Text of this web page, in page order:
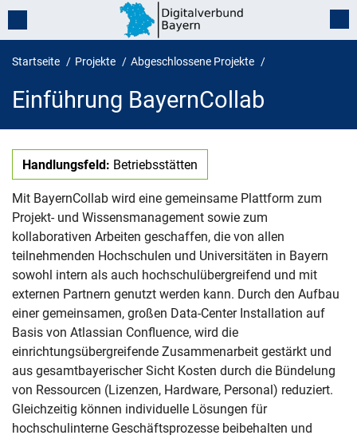
Startseite Projekte Abgeschlossene Projekte
Einführung BayernCollab
Einführung BayernCollab
Handlungsfeld: Betriebsstätten
Mit BayernCollab wird eine gemeinsame Plattform zum
Projekt- und Wissensmanagement sowie zum
kollaborativen Arbeiten geschaffen, die von allen
teilnehmenden Hochschulen und Universitäten in Bayern
sowohl intern als auch hochschulübergreifend und mit
externen Partnern genutzt werden kann. Durch den Aufbau
einer gemeinsamen, großen Data-Center Installation auf
Basis von Atlassian Confluence, wird die
einrichtungsübergreifende Zusammenarbeit gestärkt und
aus gesamtbayerischer Sicht Kosten durch die Bündelung
von Ressourcen (Lizenzen, Hardware, Personal) reduziert.
Gleichzeitig können individuelle Lösungen für
hochschulinterne Geschäftsprozesse beibehalten und